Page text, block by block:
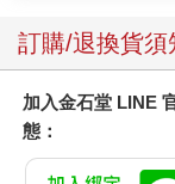
的遊行。」句子若
手拿火炬的一群暴徒
馬克．吐溫和歐威
作家時指出，他「
訂購/退換貨須
加入金石堂 LINE
態：